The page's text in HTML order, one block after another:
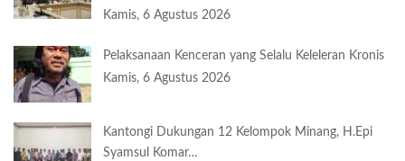
Kamis, 6 Agustus 2026
Pelaksanaan Kenceran yang Selalu Keleleran Kronis
Kamis, 6 Agustus 2026
Kantongi Dukungan 12 Kelompok Minang, H.Epi
Syamsul Komar…